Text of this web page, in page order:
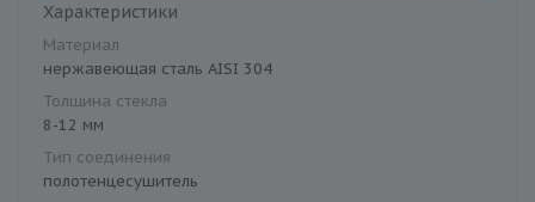
Характеристики
Материал
нержавеющая сталь AISI 304
Толщина стекла
8-12 мм
Тип соединения
полотенцесушитель